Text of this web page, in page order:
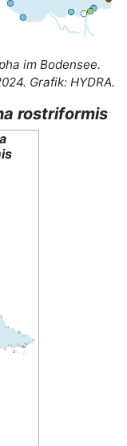
im Bodensee.
Grafik: HYDRA.
rostriformis